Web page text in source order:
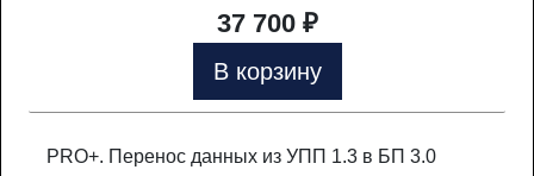
37 700 ₽
В корзину
PRO+. Перенос данных из УПП 1.3 в БП 3.0